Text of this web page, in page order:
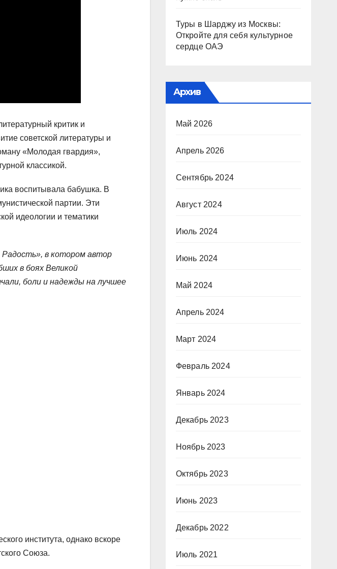
критик и
советской литературы и
«Молодая гвардия»,
классикой.
воспитывала бабушка. В
партии. Эти
идеологии и тематики
Радость», в котором автор
в боях Великой
боли и надежды на лучшее
института, однако вскоре
Союза.
Туры в Шарджу из Москвы:
Откройте для себя культурное
сердце ОАЭ
Архив
Май 2026
Апрель 2026
Сентябрь 2024
Август 2024
Июль 2024
Июнь 2024
Май 2024
Апрель 2024
Март 2024
Февраль 2024
Январь 2024
Декабрь 2023
Ноябрь 2023
Октябрь 2023
Июнь 2023
Декабрь 2022
Июль 2021